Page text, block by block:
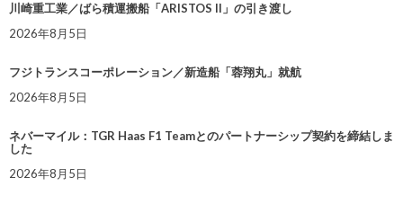
川崎重工業／ばら積運搬船「ARISTOS II」の引き渡し
2026年8月5日
フジトランスコーポレーション／新造船「蓉翔丸」就航
2026年8月5日
ネバーマイル：TGR Haas F1 Teamとのパートナーシップ契約を締結しま
した
2026年8月5日